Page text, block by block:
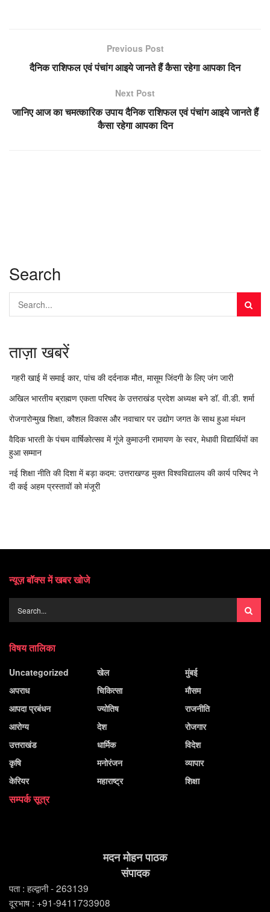
Previous Post
दैनिक राशिफल एवं पंचांग आइये जानते हैं कैसा रहेगा आपका दिन
Next Post
जानिए आज का चमत्कारिक उपाय दैनिक राशिफल एवं पंचांग आइये जानते हैं
कैसा रहेगा आपका दिन
Search
ताज़ा खबरें
गहरी खाई में समाई कार, पांच की दर्दनाक मौत, मासूम जिंदगी के लिए जंग जारी
अखिल भारतीय ब्राह्मण एकता परिषद के उत्तराखंड प्रदेश अध्यक्ष बने डॉ. वी.डी. शर्मा
रोजगारोन्मुख शिक्षा, कौशल विकास और नवाचार पर उद्योग जगत के साथ हुआ मंथन
वैदिक भारती के पंचम वार्षिकोत्सव में गूंजे कुमाउनी रामायण के स्वर, मेधावी विद्यार्थियों का
हुआ सम्मान
नई शिक्षा नीति की दिशा में बड़ा कदम: उत्तराखण्ड मुक्त विश्वविद्यालय की कार्य परिषद ने
दी कई अहम प्रस्तावों को मंजूरी
न्यूज़ बॉक्स में खबर खोजे
विषय तालिका
Uncategorized
अपराध
आपदा प्रबंधन
आरोग्य
उत्तराखंड
कृषि
केरियर
खेल
चिकित्सा
ज्योतिष
देश
धार्मिक
मनोरंजन
महाराष्ट्र
मुंबई
मौसम
राजनीति
रोजगार
विदेश
व्यापार
शिक्षा
सम्पर्क सूत्र
मदन मोहन पाठक
संपादक
पता : हल्द्वानी - 263139
दूरभाष : +91-9411733908